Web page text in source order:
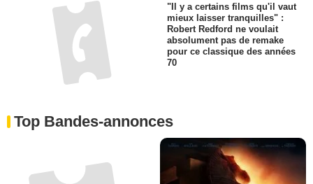
"Il y a certains films qu'il vaut
mieux laisser tranquilles" :
Robert Redford ne voulait
absolument pas de remake
pour ce classique des années
70
Top Bandes-annonces